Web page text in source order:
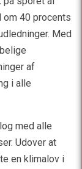
40 procents
Med
af
i alle
med alle
Udover at
en klimalov i